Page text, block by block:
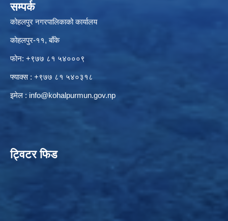
सम्पर्क
कोहलपुर नगरपालिकाको कार्यालय
कोहलपुर-११, बाँके
फोन: +९७७ ८१ ५४०००९
फ्याक्स : +९७७ ८१ ५४०३१८
इमेल : info@kohalpurmun.gov.np
ट्विटर फिड